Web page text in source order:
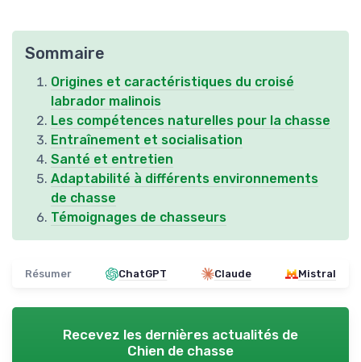
Sommaire
Origines et caractéristiques du croisé
labrador malinois
Les compétences naturelles pour la chasse
Entraînement et socialisation
Santé et entretien
Adaptabilité à différents environnements
de chasse
Témoignages de chasseurs
Résumer ChatGPT Claude Mistral
Recevez les dernières actualités de
Chien de chasse